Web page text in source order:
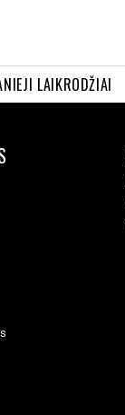
LAIKRODŽIAI